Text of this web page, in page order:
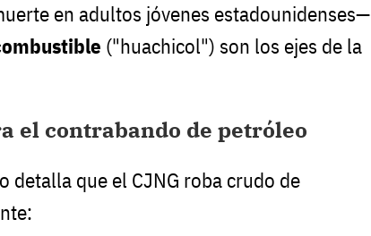
en adultos jóvenes estadounidenses—
("huachicol") son los ejes de la
el contrabando de petróleo
detalla que el CJNG roba crudo de